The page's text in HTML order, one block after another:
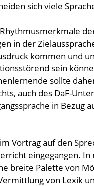
sich viele
in der
kommen und
sein
sollte
auch des DaF-
in Bezug
Vortrag auf den
eingegangen.
breite Palette von
von Lexik